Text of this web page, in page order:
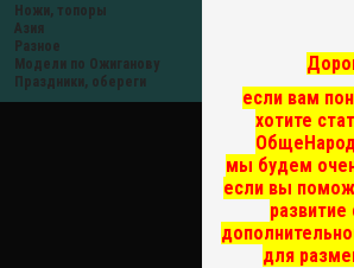
Ножи, топоры
Азия
Разное
Модели по Ожиганову
Праздники, обереги
если вам
хотите
мы будем
если вы
развитие
для